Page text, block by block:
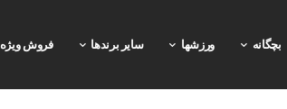
بچگانه ورزشها سایر برندها فروش ویژه